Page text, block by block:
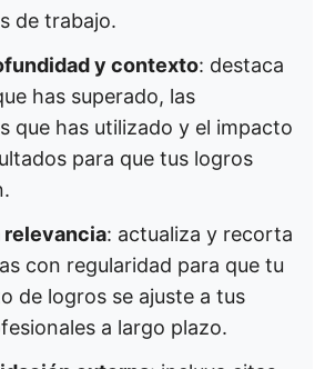
de trabajo.
y contexto: destaca
has superado, las
que has utilizado y el impacto
para que tus logros
relevancia: actualiza y recorta
con regularidad para que tu
de logros se ajuste a tus
a largo plazo.